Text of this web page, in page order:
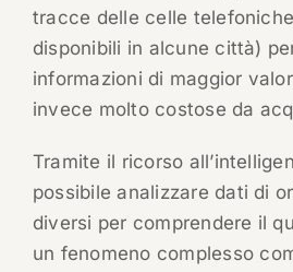
tracce delle celle
disponibili in alcune città)
informazioni di maggior
invece molto costose da
Tramite il ricorso
possibile analizzare dati di
diversi per comprendere il
un fenomeno complesso